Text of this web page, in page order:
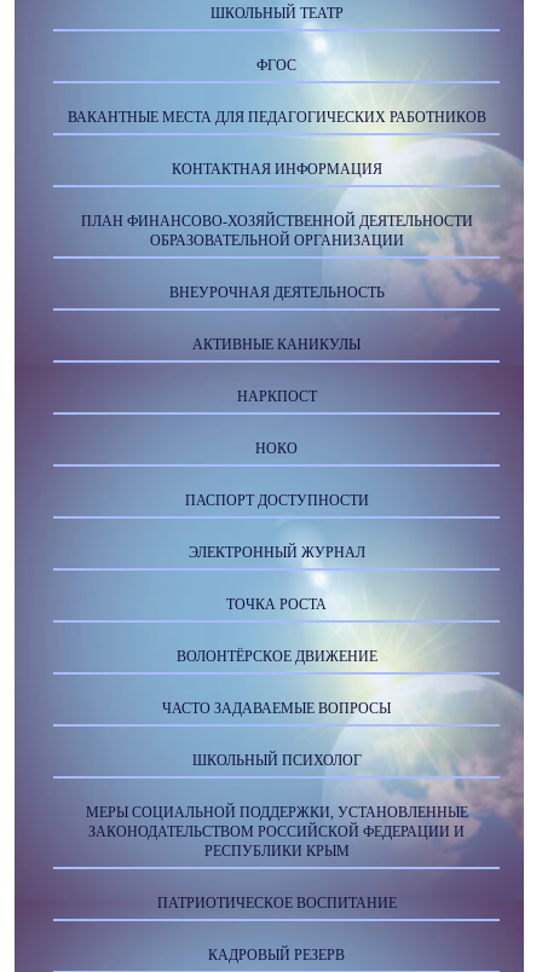
ШКОЛЬНЫЙ ТЕАТР
ФГОС
ВАКАНТНЫЕ МЕСТА ДЛЯ ПЕДАГОГИЧЕСКИХ РАБОТНИКОВ
КОНТАКТНАЯ ИНФОРМАЦИЯ
ПЛАН ФИНАНСОВО-ХОЗЯЙСТВЕННОЙ ДЕЯТЕЛЬНОСТИ
ОБРАЗОВАТЕЛЬНОЙ ОРГАНИЗАЦИИ
ВНЕУРОЧНАЯ ДЕЯТЕЛЬНОСТЬ
АКТИВНЫЕ КАНИКУЛЫ
НАРКПОСТ
НОКО
ПАСПОРТ ДОСТУПНОСТИ
ЭЛЕКТРОННЫЙ ЖУРНАЛ
ТОЧКА РОСТА
ВОЛОНТЁРСКОЕ ДВИЖЕНИЕ
ЧАСТО ЗАДАВАЕМЫЕ ВОПРОСЫ
ШКОЛЬНЫЙ ПСИХОЛОГ
МЕРЫ СОЦИАЛЬНОЙ ПОДДЕРЖКИ, УСТАНОВЛЕННЫЕ
ЗАКОНОДАТЕЛЬСТВОМ РОССИЙСКОЙ ФЕДЕРАЦИИ И
РЕСПУБЛИКИ КРЫМ
ПАТРИОТИЧЕСКОЕ ВОСПИТАНИЕ
КАДРОВЫЙ РЕЗЕРВ